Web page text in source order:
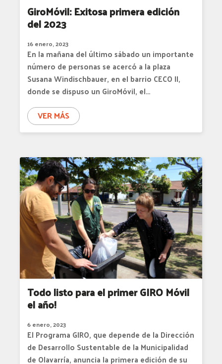
GiroMóvil: Exitosa primera edición
del 2023
16 enero, 2023
En la mañana del último sábado un importante
número de personas se acercó a la plaza
Susana Windischbauer, en el barrio CECO II,
donde se dispuso un GiroMóvil, el…
VER MÁS
Todo listo para el primer GIRO Móvil
el año!
6 enero, 2023
El Programa GIRO, que depende de la Dirección
de Desarrollo Sustentable de la Municipalidad
de Olavarría, anuncia la primera edición de su